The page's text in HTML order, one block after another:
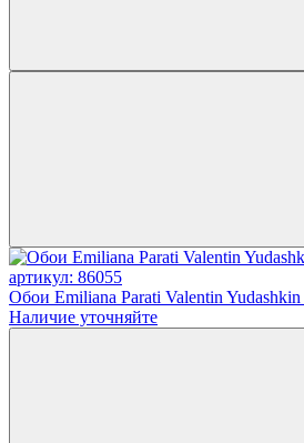
артикул: 86055
Обои Emiliana Parati Valentin
Наличие уточняйте